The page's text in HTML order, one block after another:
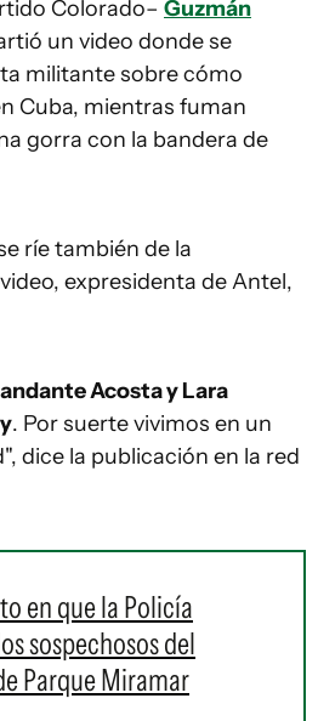
Colorado– Guzmán
un video donde se
militante sobre cómo
Cuba, mientras fuman
gorra con la bandera de
ríe también de la
expresidenta de Antel,
Acosta y Lara
. Por suerte vivimos en un
dice la publicación en la red
en que la Policía
sospechosos del
Parque Miramar